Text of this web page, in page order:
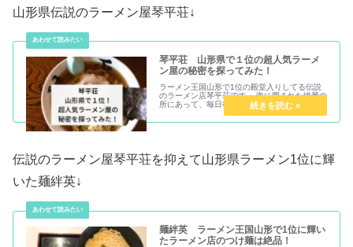
山形県伝説のラーメン屋琴平荘↓
琴平荘 山形県で１位の超人気ラーメ
ン屋の秘密を探ってみた！
ラーメン王国山形で1位の殿堂入りしてる伝説
のラーメン店琴平荘です。 海に囲まれた絶景の
所にあって、毎日行列が出来ています テレビで
も放送され今では全国から人が集まるラーメン
店になりました。そんな伝説のお店の人気の秘
伝説のラーメン屋琴平荘を抑えて山形県ラーメン1位に輝
いた麺絆英↓
麺絆英 ラーメン王国山形で1位に輝い
たラーメン店のつけ麺は絶品！